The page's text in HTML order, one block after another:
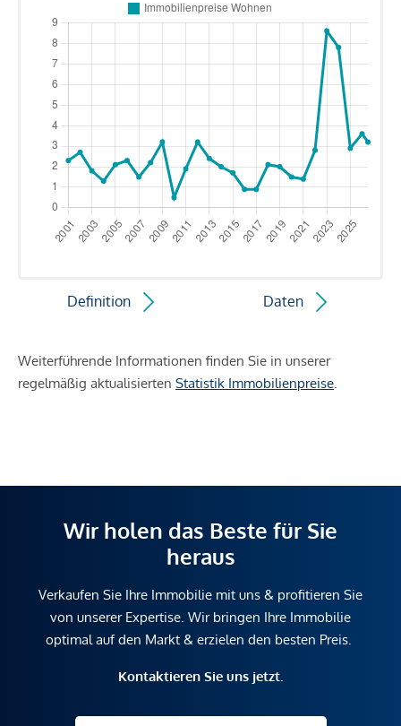
Definition Daten
Weiterführende Informationen finden Sie in unserer
regelmäßig aktualisierten Statistik Immobilienpreise
Wir holen das Beste für Sie
heraus
Verkaufen Sie Ihre Immobilie mit uns & profitieren Sie
von unserer Expertise. Wir bringen Ihre Immobilie
optimal auf den Markt & erzielen den besten Preis.
Kontaktieren Sie uns jetzt.